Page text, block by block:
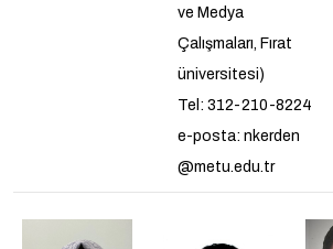
ve Medya
Çalışmaları, Fırat
üniversitesi)
Tel: 312-210-8224
e-posta: nkerden
@metu.edu.tr